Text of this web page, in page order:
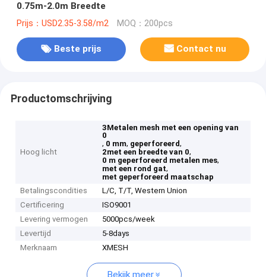
0.75m-2.0m Breedte
Prijs：USD2.35-3.58/m2 MOQ：200pcs
Beste prijs Contact nu
Productomschrijving
Hoog licht
3Metalen mesh met een opening van
0
, 0 mm, geperforeerd,
2met een breedte van 0,
0 m geperforeerd metalen mes,
met een rond gat,
met geperforeerd maatschap
Betalingscondities
L/C, T/T, Western Union
Certificering
ISO9001
Levering vermogen
5000pcs/week
Levertijd
5-8days
Merknaam
XMESH
Bekijk meer